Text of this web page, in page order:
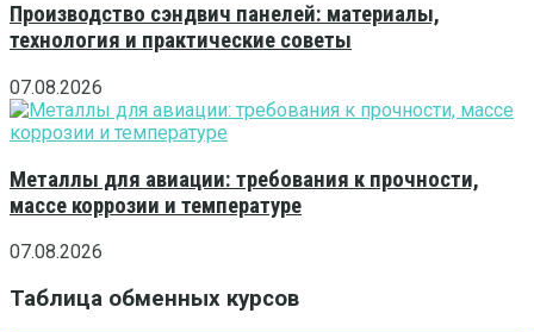
Производство сэндвич панелей: материалы,
технология и практические советы
07.08.2026
Металлы для авиации: требования к прочности,
массе коррозии и температуре
07.08.2026
Таблица обменных курсов